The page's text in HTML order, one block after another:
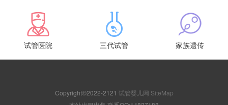
试管医院 三代试管 家族遗传
Copyright©2022-2121 试管婴儿网 SiteMap